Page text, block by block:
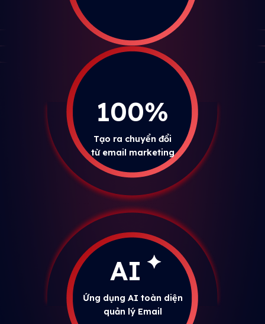
100%
Tạo ra chuyển đổi
từ email marketing
AI
Ứng dụng AI toàn diện
quản lý Email